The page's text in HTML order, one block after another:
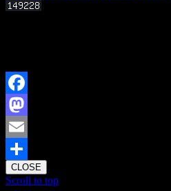
Facebook
Mastodon
Email
Share
CLOSE
Scroll to top